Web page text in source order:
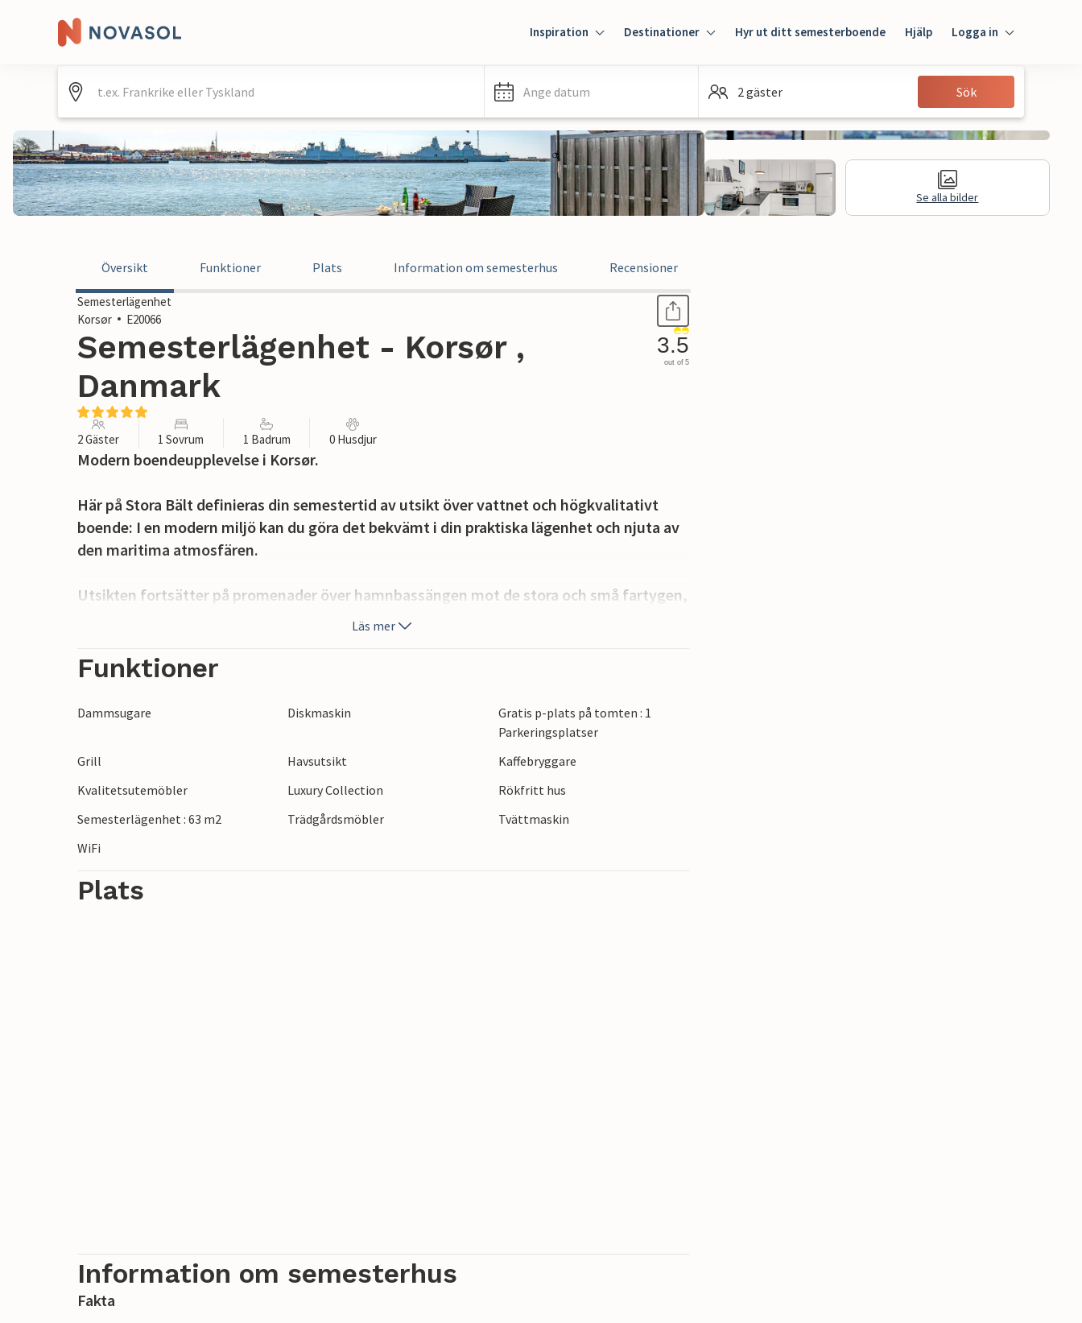
Inspiration Destinationer Hyr ut ditt semesterboende Hjälp Logga in
Gäst
Ange datum 2 gäster Sök
Se alla bilder
Översikt Funktioner Plats Information om semesterhus Recensioner
Semesterlägenhet
Korsør
E20066
Semesterlägenhet - Korsør ,
Danmark
3.5
out of 5
2 Gäster 1 Sovrum 1 Badrum 0 Husdjur
Modern boendeupplevelse i Korsør.
Här på Stora Bält definieras din semestertid av utsikt över vattnet och högkvalitativt
boende: I en modern miljö kan du göra det bekvämt i din praktiska lägenhet och njuta av
den maritima atmosfären.
Utsikten fortsätter på promenader över hamnbassängen mot de stora och små fartygen,
över mot Fyn eller mot bron. Besök den gamla fästningen, Korsør Nor eller den vackra
utsikt över vattnet.
Läs mer
Funktioner
Dammsugare Diskmaskin
Gratis p-plats på tomten : 1
Parkeringsplatser
Grill
Havsutsikt
Kaffebryggare
Kvalitetsutemöbler
Luxury Collection
Rökfritt hus
Semesterlägenhet : 63 m2
Trädgårdsmöbler
Tvättmaskin
WiFi
Plats
Information om semesterhus
Fakta